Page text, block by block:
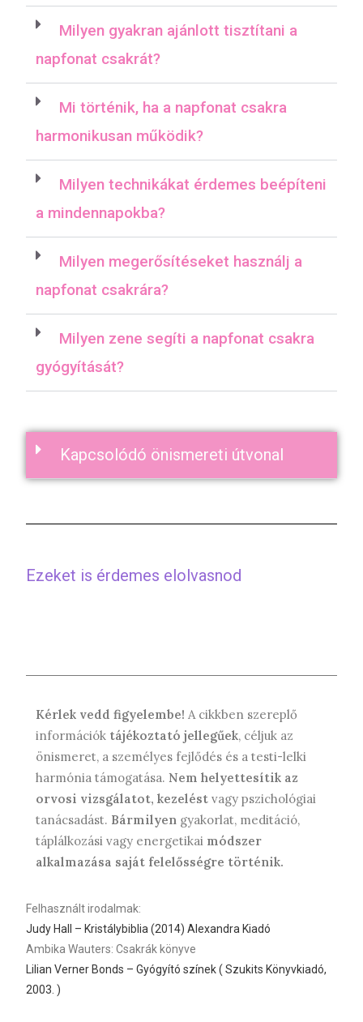
Milyen gyakran ajánlott tisztítani a
napfonat csakrát?
Mi történik, ha a napfonat csakra
harmonikusan működik?
Milyen technikákat érdemes beépíteni
a mindennapokba?
Milyen megerősítéseket használj a
napfonat csakrára?
Milyen zene segíti a napfonat csakra
gyógyítását?
Kapcsolódó önismereti útvonal
Ezeket is érdemes elolvasnod
Kérlek vedd figyelembe! A cikkben szereplő
információk tájékoztató jellegűek, céljuk az
önismeret, a személyes fejlődés és a testi-lelki
harmónia támogatása. Nem helyettesítik az
orvosi vizsgálatot, kezeléstvagy pszichológiai
tanácsadást. Bármilyen gyakorlat, meditáció,
táplálkozási vagy energetikai módszer
alkalmazása saját felelősségre történik.
Felhasznált irodalmak:
Judy Hall – Kristálybiblia (2014) Alexandra Kiadó
Ambika Wauters: Csakrák könyve
Lilian Verner Bonds – Gyógyító színek ( Szukits Könyvkiadó,
2003. )